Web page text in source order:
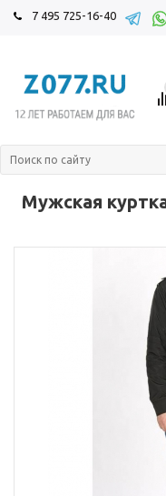
7 495 725-16-40
Мужская